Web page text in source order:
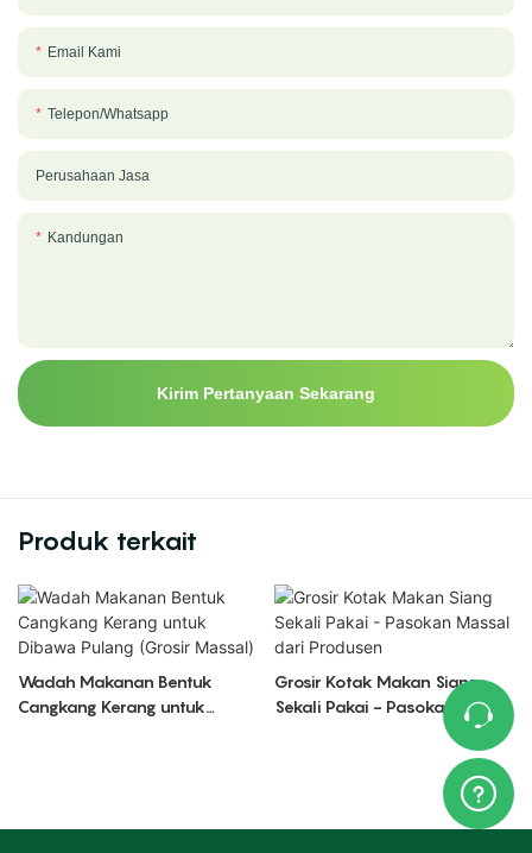
Email Kami
Telepon/whatsapp
Perusahaan Jasa
Kandungan
Kirim Pertanyaan Sekarang
Produk terkait
Wadah Makanan Bentuk
Cangkang Kerang untuk
Grosir Kotak Makan Siang
Sekali Pakai - Pasokan Massal